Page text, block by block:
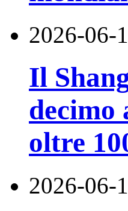
2026-06-
Il
decimo
oltre
2026-06-